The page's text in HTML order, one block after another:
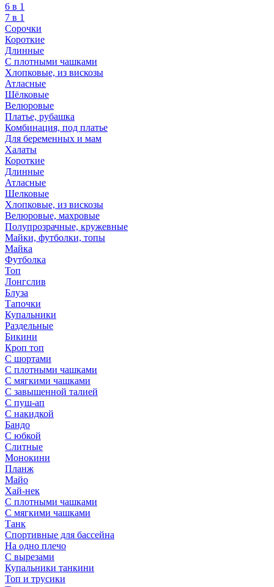
6 в 1
7 в 1
Сорочки
Короткие
Длинные
С плотными чашками
Хлопковые, из вискозы
Атласные
Шёлковые
Велюровые
Платье, рубашка
Комбинация, под платье
Для беременных и мам
Халаты
Короткие
Длинные
Атласные
Шелковые
Хлопковые, из вискозы
Велюровые, махровые
Полупрозрачные, кружевные
Майки, футболки, топы
Майка
Футболка
Топ
Лонгслив
Блуза
Тапочки
Купальники
Раздельные
Бикини
Кроп топ
С шортами
С плотными чашками
С мягкими чашками
С завышенной талией
С пуш-ап
С накидкой
Бандо
С юбкой
Слитные
Монокини
Планж
Майо
Хай-нек
С плотными чашками
С мягкими чашками
Танк
Спортивные для бассейна
На одно плечо
С вырезами
Купальники танкини
Топ и трусики